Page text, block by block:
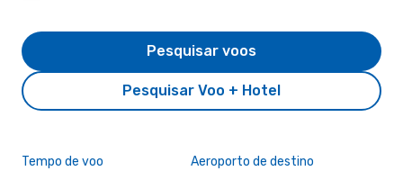
Pesquisar Voo + Hotel
Pesquisar voos
Tempo de voo Aeroporto de destino